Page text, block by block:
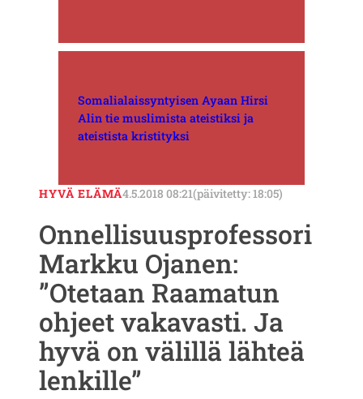
Somalialaissyntyisen Ayaan Hirsi
Alin tie muslimista ateistiksi ja
ateistista kristityksi
HYVÄ ELÄMÄ4.5.2018 08:21(päivitetty: 18:05)
Onnellisuusprofessori
Markku Ojanen:
”Otetaan Raamatun
ohjeet vakavasti. Ja
hyvä on välillä lähteä
lenkille”